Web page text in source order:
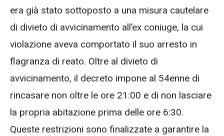
era già stato sottoposto a una misura cautelare
di divieto di avvicinamento all’ex coniuge, la cui
violazione aveva comportato il suo arresto in
flagranza di reato. Oltre al divieto di
avvicinamento, il decreto impone al 54enne di
rincasare non oltre le ore 21:00 e di non lasciare
la propria abitazione prima delle ore 6:30.
Queste restrizioni sono finalizzate a garantire la